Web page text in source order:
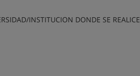
INSTITUCION DONDE SE REALICE